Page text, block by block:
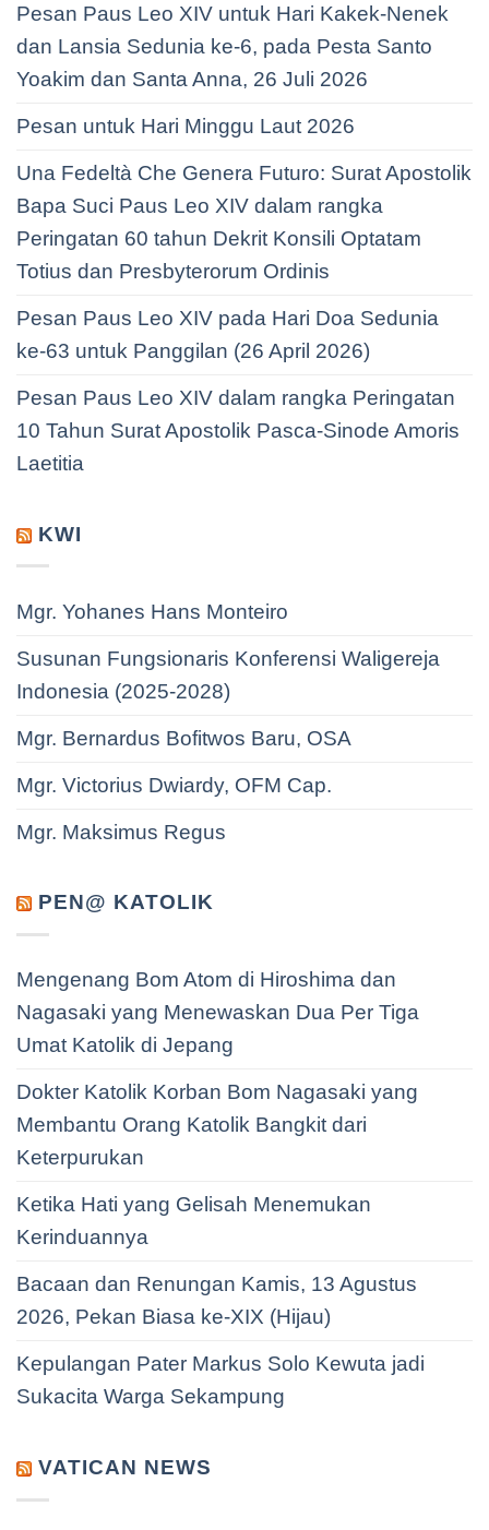
Pesan Paus Leo XIV untuk Hari Kakek-Nenek
dan Lansia Sedunia ke-6, pada Pesta Santo
Yoakim dan Santa Anna, 26 Juli 2026
Pesan untuk Hari Minggu Laut 2026
Una Fedeltà Che Genera Futuro: Surat Apostolik
Bapa Suci Paus Leo XIV dalam rangka
Peringatan 60 tahun Dekrit Konsili Optatam
Totius dan Presbyterorum Ordinis
Pesan Paus Leo XIV pada Hari Doa Sedunia
ke-63 untuk Panggilan (26 April 2026)
Pesan Paus Leo XIV dalam rangka Peringatan
10 Tahun Surat Apostolik Pasca-Sinode Amoris
Laetitia
KWI
Mgr. Yohanes Hans Monteiro
Susunan Fungsionaris Konferensi Waligereja
Indonesia (2025-2028)
Mgr. Bernardus Bofitwos Baru, OSA
Mgr. Victorius Dwiardy, OFM Cap.
Mgr. Maksimus Regus
PEN@ KATOLIK
Mengenang Bom Atom di Hiroshima dan
Nagasaki yang Menewaskan Dua Per Tiga
Umat Katolik di Jepang
Dokter Katolik Korban Bom Nagasaki yang
Membantu Orang Katolik Bangkit dari
Keterpurukan
Ketika Hati yang Gelisah Menemukan
Kerinduannya
Bacaan dan Renungan Kamis, 13 Agustus
2026, Pekan Biasa ke-XIX (Hijau)
Kepulangan Pater Markus Solo Kewuta jadi
Sukacita Warga Sekampung
VATICAN NEWS